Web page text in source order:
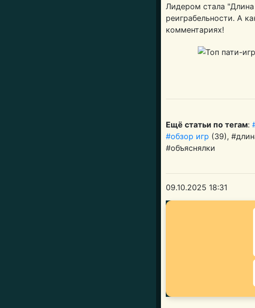
Лидером стала
реиграбельности. А
комментариях!
Ещё статьи по тегам:
#обзор игр (39),
#объяснялки
09.10.2025 18:31